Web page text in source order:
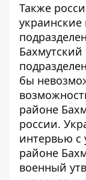
Также
бы
районе
россии.
интервью с
районе
военный